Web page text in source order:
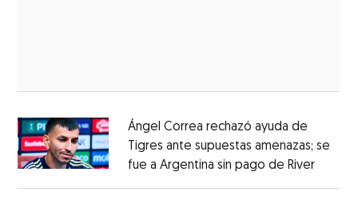
Ángel Correa rechazó ayuda de
Tigres ante supuestas amenazas; se
fue a Argentina sin pago de RiverOpens